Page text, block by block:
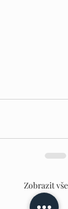
Zobrazit vše